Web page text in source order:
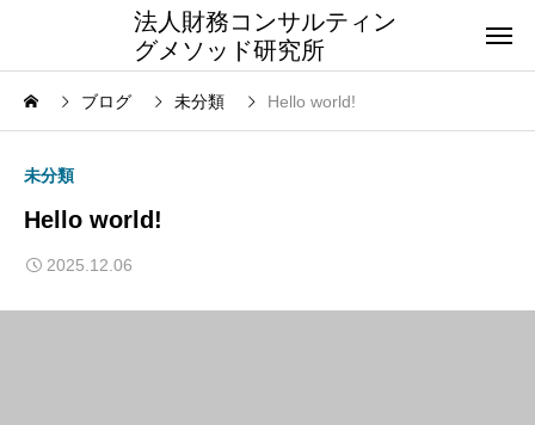
法人財務コンサルティン
グメソッド研究所
ブログ 未分類 Hello world!
未分類
Hello world!
2025.12.06